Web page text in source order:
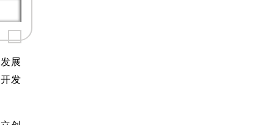
展
发